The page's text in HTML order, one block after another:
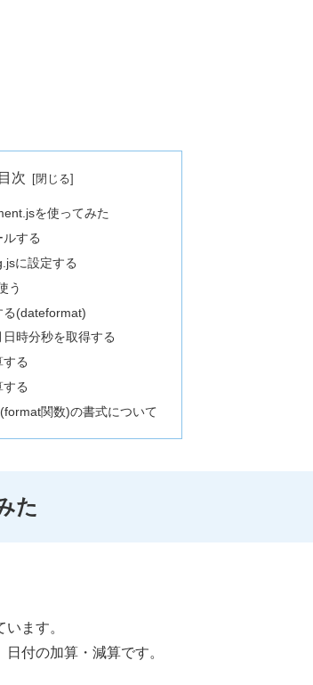
目次
を使ってみた
する
に設定する
う
る(dateformat)
時分秒を取得する
する
する
関数)の書式について
た
ます。
付の加算・減算です。